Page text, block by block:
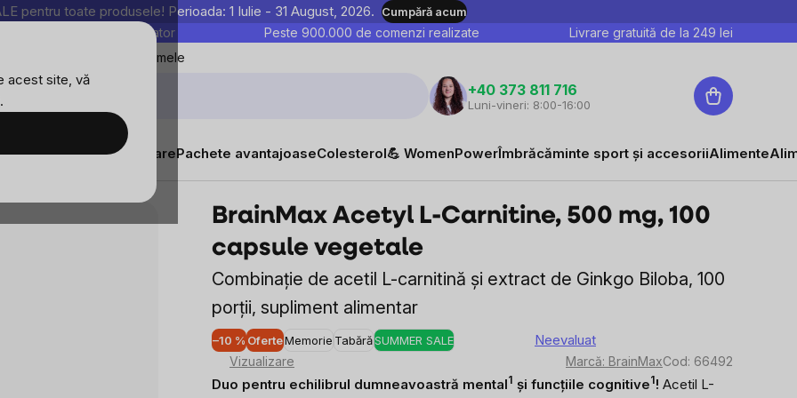
acest site, vă
.
pentru toate produsele! Perioada: 1 Iulie - 31 August, 2026. Cumpără acum
sunt testate în laborator Peste 900.000 de comenzi realizate Livrare gratuită de la 249 lei
Favoritele mele
+40 373 811 716
Luni-vineri: 8:00-16:00
Coş
de
Suplimente alimentarePachete avantajoaseColesterol💪 WomenPowerÎmbrăcăminte sport și accesoriiAlimente
BrainMax Acetyl L-Carnitine, 500 mg, 100
capsule vegetale
Combinație de acetil L-carnitină și extract de Ginkgo Biloba, 100
porții, supliment alimentar
–10 % OferteMemorie TabărăSUMMER SALE
Evaluarea
a
Neevaluat
Vizualizare Marcă: BrainMaxCod: 66492
Duo pentru echilibrul dumneavoastră mental1 și funcțiile cognitive1! Acetil L-